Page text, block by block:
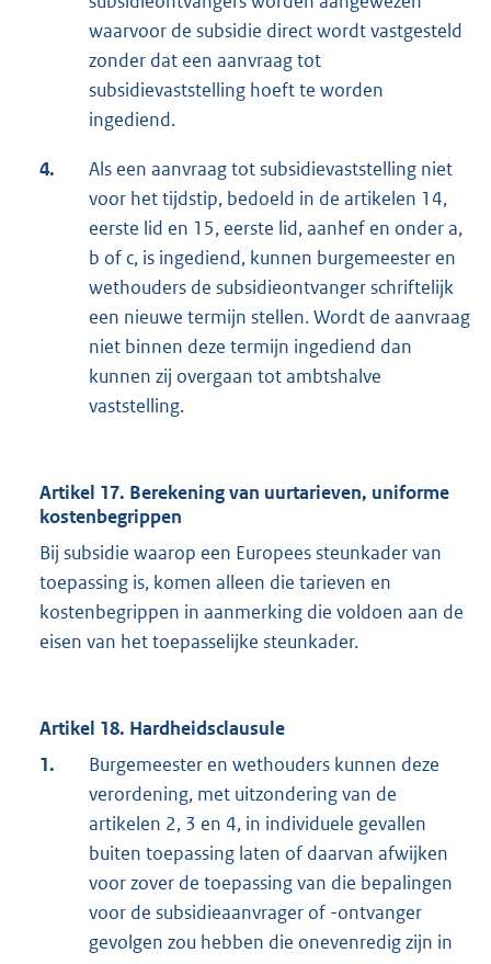
waarvoor de subsidie direct wordt vastgesteld
zonder dat een aanvraag tot
subsidievaststelling hoeft te worden
ingediend.
4.
Als een aanvraag tot subsidievaststelling niet
voor het tijdstip, bedoeld in de artikelen 14,
eerste lid en 15, eerste lid, aanhef en onder a,
b of c, is ingediend, kunnen burgemeester en
wethouders de subsidieontvanger schriftelijk
een nieuwe termijn stellen. Wordt de aanvraag
niet binnen deze termijn ingediend dan
kunnen zij overgaan tot ambtshalve
vaststelling.
Artikel 17. Berekening van uurtarieven, uniforme
kostenbegrippen
Bij subsidie waarop een Europees steunkader van
toepassing is, komen alleen die tarieven en
kostenbegrippen in aanmerking die voldoen aan de
eisen van het toepasselijke steunkader.
Artikel 18. Hardheidsclausule
1.
Burgemeester en wethouders kunnen deze
verordening, met uitzondering van de
artikelen 2, 3 en 4, in individuele gevallen
buiten toepassing laten of daarvan afwijken
voor zover de toepassing van die bepalingen
voor de subsidieaanvrager of -ontvanger
gevolgen zou hebben die onevenredig zijn in